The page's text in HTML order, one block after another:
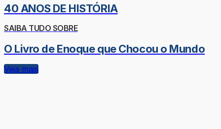
40 ANOS DE HISTÓRIA
SAIBA TUDO SOBRE
O Livro de Enoque que Chocou o Mundo
Veja mais